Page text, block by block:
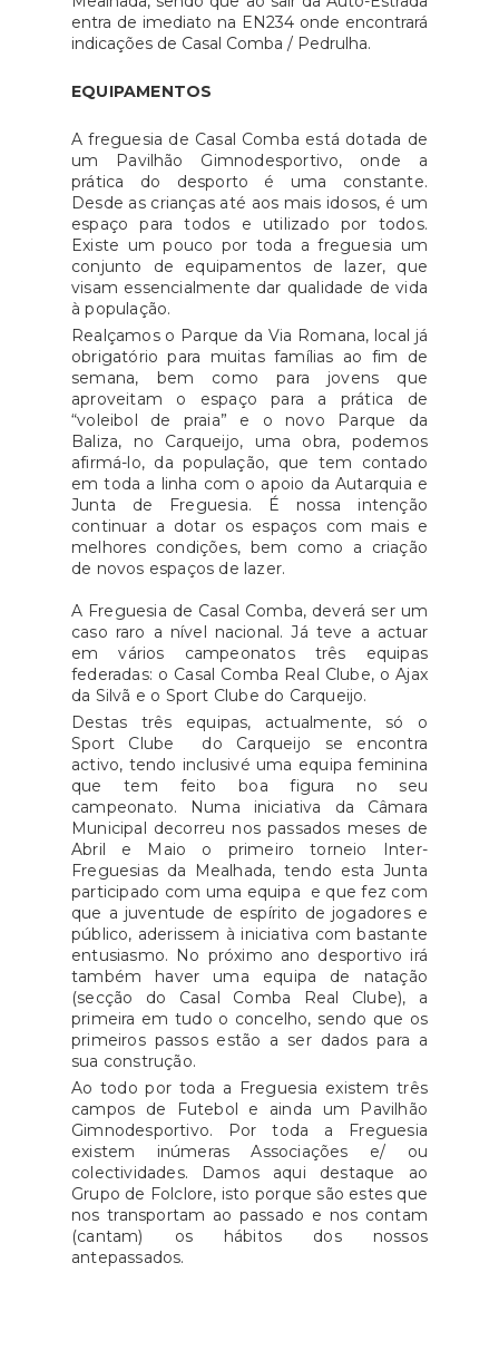
entra de imediato na EN234 onde encontrará
indicações de Casal Comba / Pedrulha.
EQUIPAMENTOS
A freguesia de Casal Comba está dotada de
um Pavilhão Gimnodesportivo, onde a
prática do desporto é uma constante.
Desde as crianças até aos mais idosos, é um
espaço para todos e utilizado por todos.
Existe um pouco por toda a freguesia um
conjunto de equipamentos de lazer, que
visam essencialmente dar qualidade de vida
à população.
Realçamos o Parque da Via Romana, local já
obrigatório para muitas famílias ao fim de
semana, bem como para jovens que
aproveitam o espaço para a prática de
“voleibol de praia” e o novo Parque da
Baliza, no Carqueijo, uma obra, podemos
afirmá-lo, da população, que tem contado
em toda a linha com o apoio da Autarquia e
Junta de Freguesia. É nossa intenção
continuar a dotar os espaços com mais e
melhores condições, bem como a criação
de novos espaços de lazer.
A Freguesia de Casal Comba, deverá ser um
caso raro a nível nacional. Já teve a actuar
em vários campeonatos três equipas
federadas: o Casal Comba Real Clube, o Ajax
da Silvã e o Sport Clube do Carqueijo.
Destas três equipas, actualmente, só o
Sport Clube do Carqueijo se encontra
activo, tendo inclusivé uma equipa feminina
que tem feito boa figura no seu
campeonato. Numa iniciativa da Câmara
Municipal decorreu nos passados meses de
Abril e Maio o primeiro torneio Inter-
Freguesias da Mealhada, tendo esta Junta
participado com uma equipa e que fez com
que a juventude de espírito de jogadores e
público, aderissem à iniciativa com bastante
entusiasmo. No próximo ano desportivo irá
também haver uma equipa de natação
(secção do Casal Comba Real Clube), a
primeira em tudo o concelho, sendo que os
primeiros passos estão a ser dados para a
sua construção.
Ao todo por toda a Freguesia existem três
campos de Futebol e ainda um Pavilhão
Gimnodesportivo. Por toda a Freguesia
existem inúmeras Associações e/ ou
colectividades. Damos aqui destaque ao
Grupo de Folclore, isto porque são estes que
nos transportam ao passado e nos contam
(cantam) os hábitos dos nossos
antepassados.